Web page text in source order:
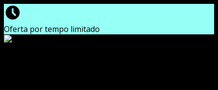
Oferta por tempo limitado